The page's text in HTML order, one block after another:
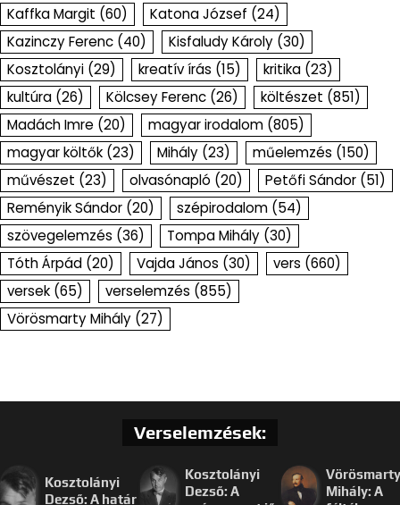
Kaffka Margit (60) Katona József (24)
Kazinczy Ferenc (40) Kisfaludy Károly (30)
Kosztolányi (29) kreatív írás (15) kritika (23)
kultúra (26) Kölcsey Ferenc (26) költészet (851)
Madách Imre (20) magyar irodalom (805)
magyar költők (23) Mihály (23) műelemzés (150)
művészet (23) olvasónapló (20) Petőfi Sándor (51)
Reményik Sándor (20) szépirodalom (54)
szövegelemzés (36) Tompa Mihály (30)
Tóth Árpád (20) Vajda János (30) vers (660)
versek (65) verselemzés (855)
Vörösmarty Mihály (27)
Verselemzések:
Kosztolányi
Dezső: A határ
Kosztolányi
Dezső: A
Vörösmarty
Mihály: A